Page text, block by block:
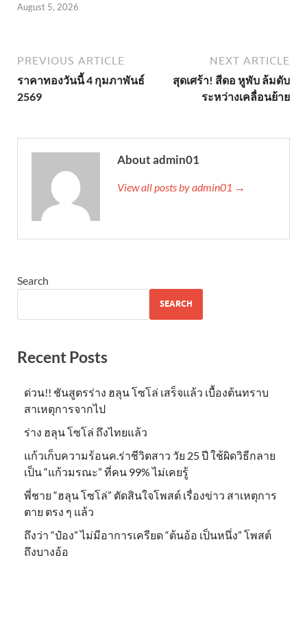
August 5, 2026
PREVIOUS ARTICLE
ราคาทองวันนี้ 4 กุมภาพันธ์
2569
NEXT ARTICLE
สุดเศร้า! สีดอ หูพับ ล้มดับ
ระหว่างเคลื่อนย้าย
About admin01
View all posts by admin01 →
Search
SEARCH
Recent Posts
ด่วน!! ชันสูตรร่าง ฮลุน โซโล่ เสร็จแล้ว เบื้องต้นทราบ
สาเหตุการจากไป
ร่าง ฮลุน โซโล่ ถึงไทยแล้ว
แก้วเก็บความร้อนค.ร่าชีวิตสาว วัย 25 ปี ใช้ผิดวิธีกลาย
เป็น “แก้วมรณะ” ที่คน 99% ไม่เคยรู้
พี่ชาย “ฮลุน โซโล่” ตัดสินใจโพสต์ เรื่องข่าว สาเหตุการ
ตาย ตรง ๆ แล้ว
ถึงว่า “ป๋อง” ไม่มีอาการเครียด “ต้นอ้อ เป็นหนึ่ง” โพสต์
ถึงบางอ้อ